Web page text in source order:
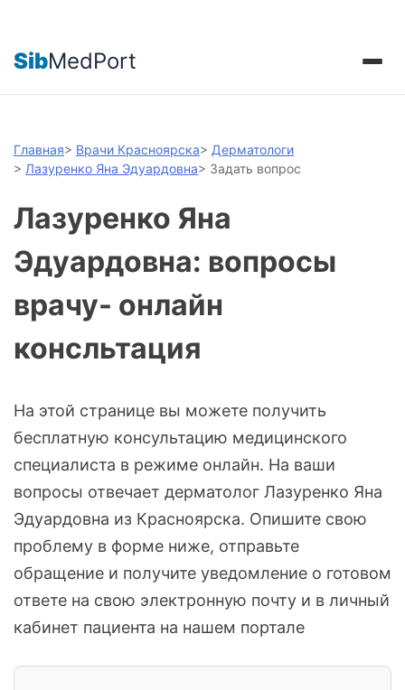
SibMedPort
Главная> Врачи Красноярска> Дерматологи
> Лазуренко Яна Эдуардовна> Задать вопрос
Лазуренко Яна
Эдуардовна: вопросы
врачу- онлайн
консльтация
На этой странице вы можете получить
бесплатную консультацию медицинского
специалиста в режиме онлайн. На ваши
вопросы отвечает дерматолог Лазуренко Яна
Эдуардовна из Красноярска. Опишите свою
проблему в форме ниже, отправьте
обращение и получите уведомление о готовом
ответе на свою электронную почту и в личный
кабинет пациента на нашем портале